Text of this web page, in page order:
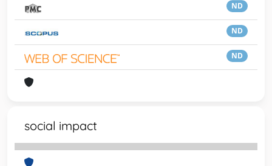
ND
ND
ND
social impact